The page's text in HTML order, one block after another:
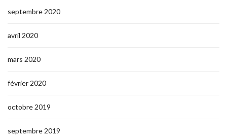
septembre 2020
avril 2020
mars 2020
février 2020
octobre 2019
septembre 2019